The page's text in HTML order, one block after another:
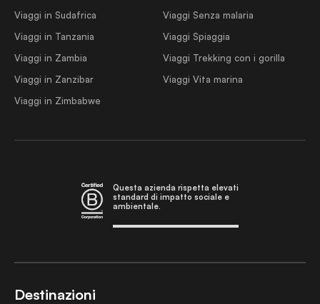
Viaggi in Sudafrica
Viaggi in Tanzania
Viaggi in Zambia
Viaggi in Zanzibar
Viaggi in Zimbabwe
Viaggi Senza malaria
Viaggi Spiaggia
Viaggi Trekking con i gorilla
Viaggi Vita marina
Questa azienda rispetta elevati
standard di impatto sociale e
ambientale.
Destinazioni